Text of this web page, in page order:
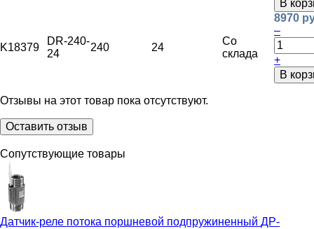
В
K18379
DR-240-
24
240 24
Со
склада
8970
–
+
В
Отзывы на этот товар пока отсутствуют.
Оставить отзыв
Сопутствующие товары
Датчик-реле потока поршневой подпружиненный ДР-